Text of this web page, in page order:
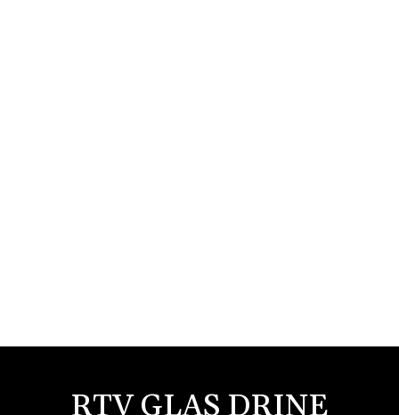
RTV GLAS DRINE